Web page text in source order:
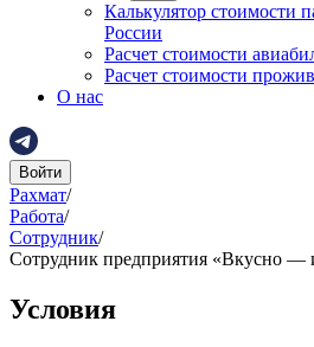
Калькулятор стоимости
России
Расчет стоимости
Расчет стоимости
О нас
Войти
Рахмат/
Работа/
Сотрудник/
Сотрудник предприятия «Вкусно —
Условия